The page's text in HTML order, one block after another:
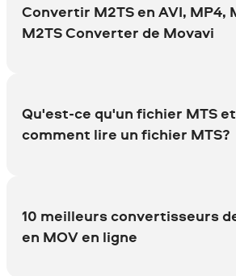
Convertir M2TS en AVI, MP4,
M2TS Converter de Movavi
Qu'est-ce qu'un fichier MTS et
comment lire un fichier MTS?
10 meilleurs convertisseurs
en MOV en ligne